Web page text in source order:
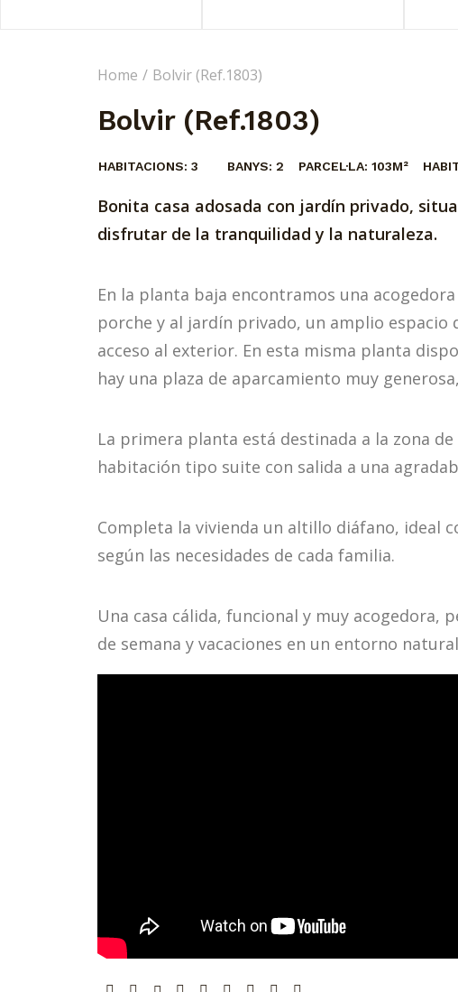
Home Bolvir (Ref.1803)
Bolvir (Ref.1803)
HABITACIONS: 3 BANYS: 2 PARCEL·LA: 103M²
Bonita casa adosada con jardín privado,
disfrutar de la tranquilidad y la naturaleza.
En la planta baja encontramos una
porche y al jardín privado, un amplio
acceso al exterior. En esta misma planta
hay una plaza de aparcamiento muy
La primera planta está destinada a la zona
habitación tipo suite con salida a una
Completa la vivienda un altillo diáfano, ideal
según las necesidades de cada familia.
Una casa cálida, funcional y muy
de semana y vacaciones en un entorno